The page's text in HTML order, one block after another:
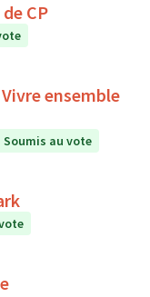
CP
ensemble
Soumis au vote